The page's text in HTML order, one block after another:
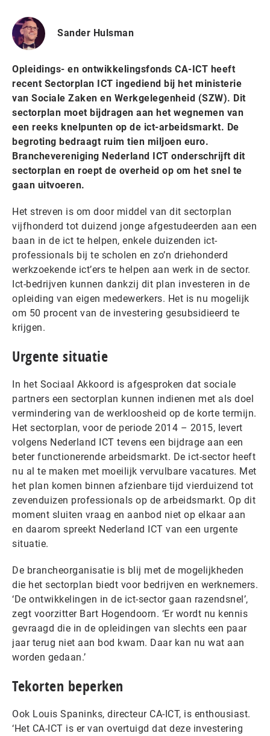
Sander Hulsman
Opleidings- en ontwikkelingsfonds CA-ICT heeft
recent Sectorplan ICT ingediend bij het ministerie
van Sociale Zaken en Werkgelegenheid (SZW). Dit
sectorplan moet bijdragen aan het wegnemen van
een reeks knelpunten op de ict-arbeidsmarkt. De
begroting bedraagt ruim tien miljoen euro.
Branchevereniging Nederland ICT onderschrijft dit
sectorplan en roept de overheid op om het snel te
gaan uitvoeren.
Het streven is om door middel van dit sectorplan
vijfhonderd tot duizend jonge afgestudeerden aan een
baan in de ict te helpen, enkele duizenden ict-
professionals bij te scholen en zo’n driehonderd
werkzoekende ict’ers te helpen aan werk in de sector.
Ict-bedrijven kunnen dankzij dit plan investeren in de
opleiding van eigen medewerkers. Het is nu mogelijk
om 50 procent van de investering gesubsidieerd te
krijgen.
Urgente situatie
In het Sociaal Akkoord is afgesproken dat sociale
partners een sectorplan kunnen indienen met als doel
vermindering van de werkloosheid op de korte termijn.
Het sectorplan, voor de periode 2014 – 2015, levert
volgens Nederland ICT tevens een bijdrage aan een
beter functionerende arbeidsmarkt. De ict-sector heeft
nu al te maken met moeilijk vervulbare vacatures. Met
het plan komen binnen afzienbare tijd vierduizend tot
zevenduizen professionals op de arbeidsmarkt. Op dit
moment sluiten vraag en aanbod niet op elkaar aan
en daarom spreekt Nederland ICT van een urgente
situatie.
De brancheorganisatie is blij met de mogelijkheden
die het sectorplan biedt voor bedrijven en werknemers.
‘De ontwikkelingen in de ict-sector gaan razendsnel’,
zegt voorzitter Bart Hogendoorn. ‘Er wordt nu kennis
gevraagd die in de opleidingen van slechts een paar
jaar terug niet aan bod kwam. Daar kan nu wat aan
worden gedaan.’
Tekorten beperken
Ook Louis Spaninks, directeur CA-ICT, is enthousiast.
‘Het CA-ICT is er van overtuigd dat deze investering